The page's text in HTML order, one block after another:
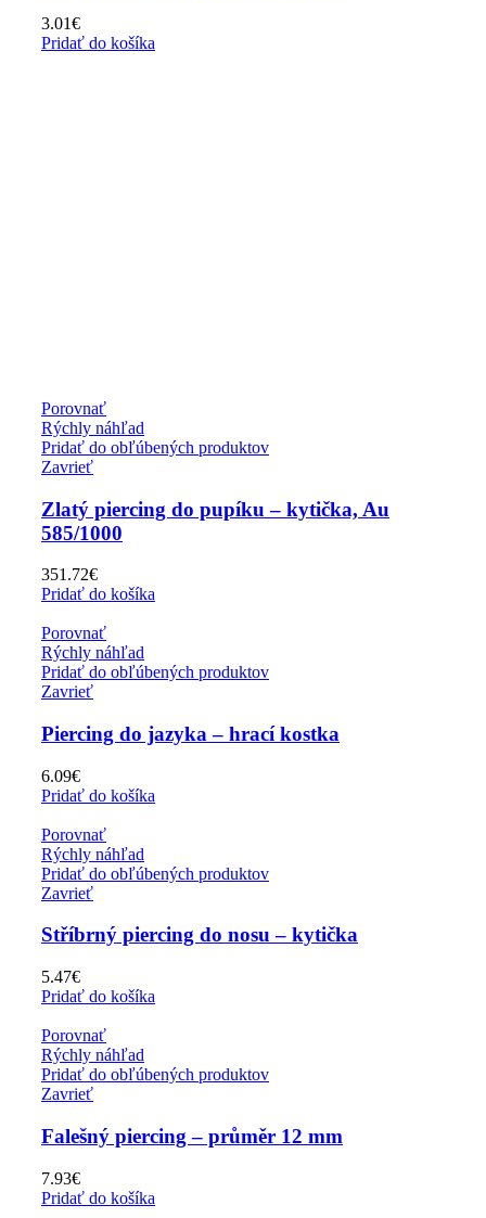
3.01€
Pridať do košíka
Porovnať
Rýchly náhľad
Pridať do obľúbených produktov
Zavrieť
Zlatý piercing do pupíku – kytička, Au
585/1000
351.72€
Pridať do košíka
Porovnať
Rýchly náhľad
Pridať do obľúbených produktov
Zavrieť
Piercing do jazyka – hrací kostka
6.09€
Pridať do košíka
Porovnať
Rýchly náhľad
Pridať do obľúbených produktov
Zavrieť
Stříbrný piercing do nosu – kytička
5.47€
Pridať do košíka
Porovnať
Rýchly náhľad
Pridať do obľúbených produktov
Zavrieť
Falešný piercing – průměr 12 mm
7.93€
Pridať do košíka